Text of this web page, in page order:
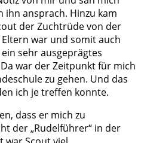
ihn ansprach. Hinzu kam
der Zuchtrüde von der
war und somit auch
sehr ausgeprägtes
war der Zeitpunkt für mich
zu gehen. Und das
ich je treffen konnte.
dass er mich zu
der „Rudelführer“ in der